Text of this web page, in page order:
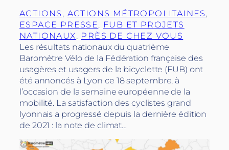
ACTIONS , ACTIONS MÉTROPOLITAINES
ESPACE PRESSE, FUB ET PROJETS
NATIONAUX, PRÈS DE CHEZ VOUS
Les résultats nationaux du quatrième
Baromètre Vélo de la Fédération française des
usagères et usagers de la bicyclette (FUB) ont
été annoncés à Lyon ce 18 septembre, à
l’occasion de la semaine européenne de la
mobilité. La satisfaction des cyclistes grand
lyonnais a progressé depuis la dernière édition
de 2021 : la note de climat…